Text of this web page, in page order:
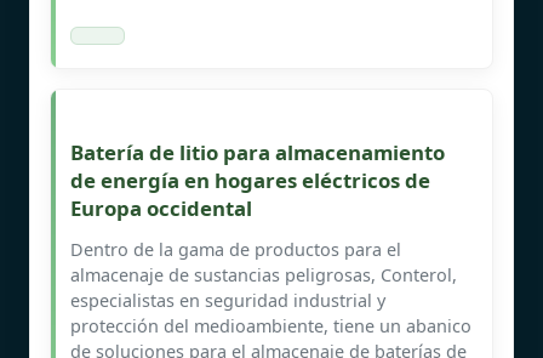
Batería de litio para almacenamiento
de energía en hogares eléctricos de
Europa occidental
Dentro de la gama de productos para el
almacenaje de sustancias peligrosas, Conterol,
especialistas en seguridad industrial y
protección del medioambiente, tiene un abanico
de soluciones para el almacenaje de baterías de